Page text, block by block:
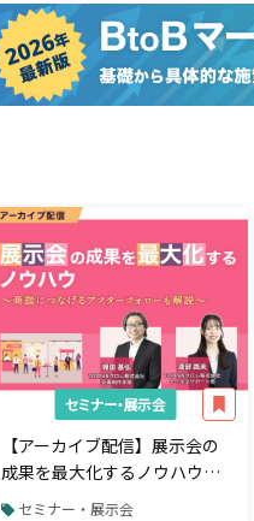
セミナー・展示会
【アーカイブ配信】展示会の
成果を最大化するノウハウ～
商談につなげるアフターフォ
セミナー・展示会